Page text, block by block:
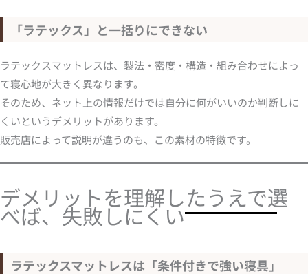
「ラテックス」と一括りにできない
ラテックスマットレスは、製法・密度・構造・組み合わせによっ
て寝心地が大きく異なります。
そのため、ネット上の情報だけでは自分に何がいいのか判断しに
くいというデメリットがあります。
販売店によって説明が違うのも、この素材の特徴です。
デメリットを理解したうえで選
べば、失敗しにくい
ラテックスマットレスは「条件付きで強い寝具」